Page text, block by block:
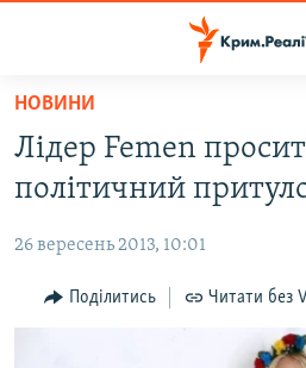
Перейти
основного
матеріалу
до
навігації
Перейти
ВОДА.КРИМ
ПОЛІТИКА
БЛОГИ
НОВИНИ
Лідер Femen
політичний
26 вересень 2013, 10:01
Поділитись Читати без